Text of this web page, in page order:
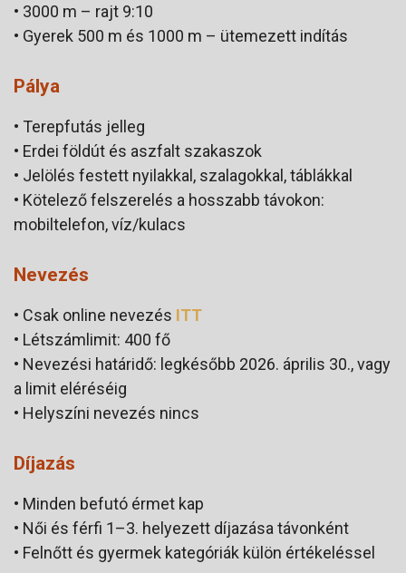
• 3000 m – rajt 9:10
• Gyerek 500 m és 1000 m – ütemezett indítás
Pálya
• Terepfutás jelleg
• Erdei földút és aszfalt szakaszok
• Jelölés festett nyilakkal, szalagokkal, táblákkal
• Kötelező felszerelés a hosszabb távokon:
mobiltelefon, víz/kulacs
Nevezés
• Csak online nevezés ITT
• Létszámlimit: 400 fő
• Nevezési határidő: legkésőbb 2026. április 30., vagy
a limit eléréséig
• Helyszíni nevezés nincs
Díjazás
• Minden befutó érmet kap
• Női és férfi 1–3. helyezett díjazása távonként
• Felnőtt és gyermek kategóriák külön értékeléssel